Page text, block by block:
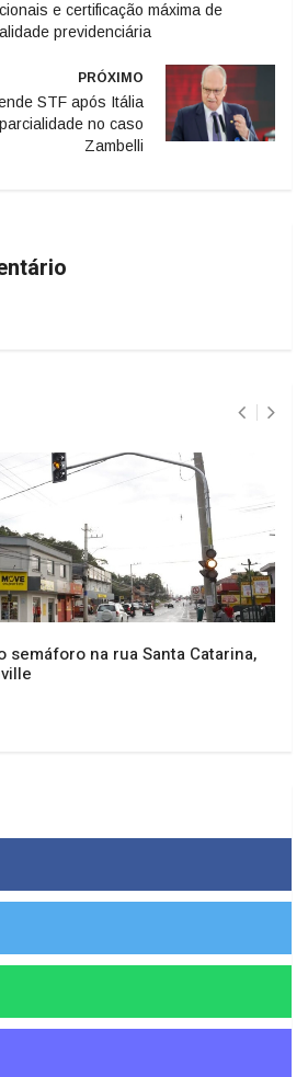
e certificação máxima de
previdenciária
PRÓXIMO
STF após Itália
no caso
Zambelli
semáforo na rua Santa Catarina,